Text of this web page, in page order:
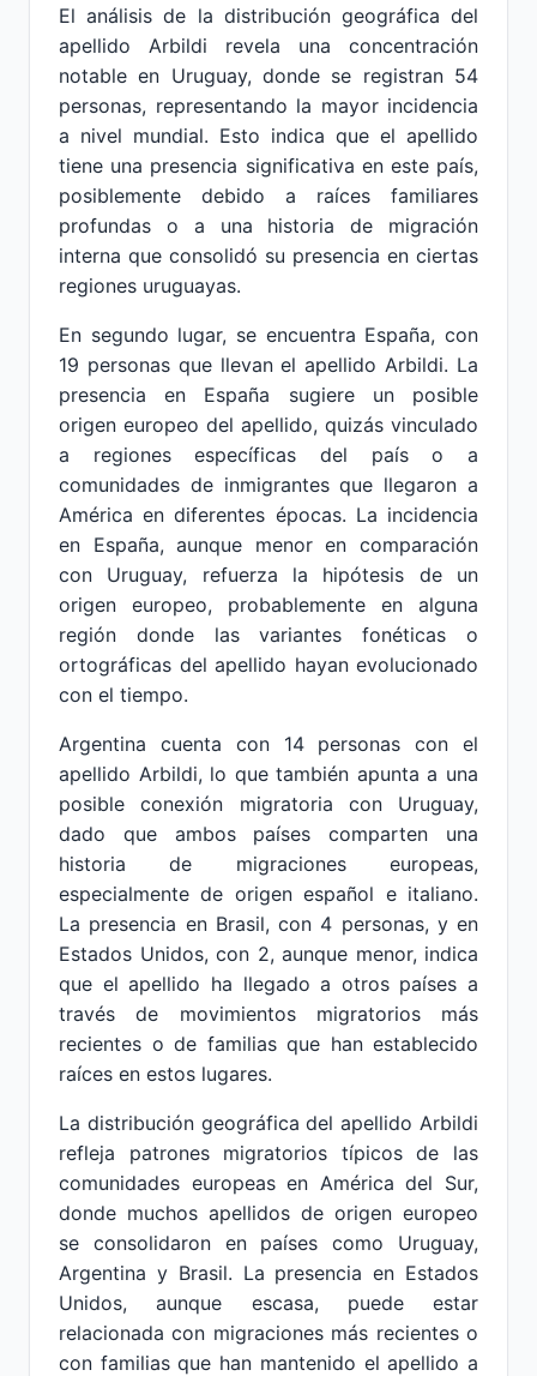
El análisis de la distribución geográfica del
apellido Arbildi revela una concentración
notable en Uruguay, donde se registran 54
personas, representando la mayor incidencia
a nivel mundial. Esto indica que el apellido
tiene una presencia significativa en este país,
posiblemente debido a raíces familiares
profundas o a una historia de migración
interna que consolidó su presencia en ciertas
regiones uruguayas.
En segundo lugar, se encuentra España, con
19 personas que llevan el apellido Arbildi. La
presencia en España sugiere un posible
origen europeo del apellido, quizás vinculado
a regiones específicas del país o a
comunidades de inmigrantes que llegaron a
América en diferentes épocas. La incidencia
en España, aunque menor en comparación
con Uruguay, refuerza la hipótesis de un
origen europeo, probablemente en alguna
región donde las variantes fonéticas o
ortográficas del apellido hayan evolucionado
con el tiempo.
Argentina cuenta con 14 personas con el
apellido Arbildi, lo que también apunta a una
posible conexión migratoria con Uruguay,
dado que ambos países comparten una
historia de migraciones europeas,
especialmente de origen español e italiano.
La presencia en Brasil, con 4 personas, y en
Estados Unidos, con 2, aunque menor, indica
que el apellido ha llegado a otros países a
través de movimientos migratorios más
recientes o de familias que han establecido
raíces en estos lugares.
La distribución geográfica del apellido Arbildi
refleja patrones migratorios típicos de las
comunidades europeas en América del Sur,
donde muchos apellidos de origen europeo
se consolidaron en países como Uruguay,
Argentina y Brasil. La presencia en Estados
Unidos, aunque escasa, puede estar
relacionada con migraciones más recientes o
con familias que han mantenido el apellido a